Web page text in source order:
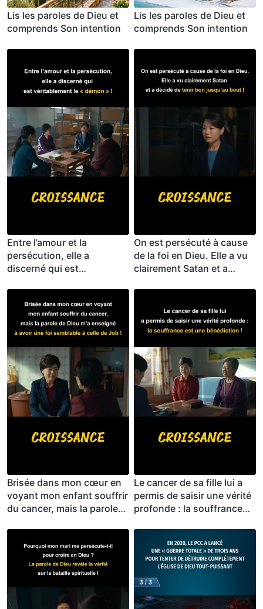
Lis les paroles de Dieu et
comprends Son intention
Lis les paroles de Dieu et
comprends Son intention
Entre l’amour et la
persécution, elle a
discerné qui est
!
On est persécuté à cause
de la foi en Dieu. Elle a vu
clairement Satan et a
jusqu’au bout !
Brisée dans mon cœur en
voyant mon enfant souffrir
du cancer, mais la parole
celle de Job !
Le cancer de sa fille lui a
permis de saisir une vérité
profonde : la souffrance